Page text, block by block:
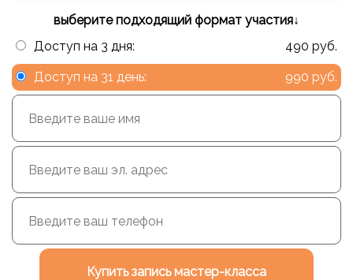
выберите подходящий формат участия↓
Доступ на 3 дня:
490 руб.
Доступ на 31 день: 990 руб.
Купить запись мастер-класса